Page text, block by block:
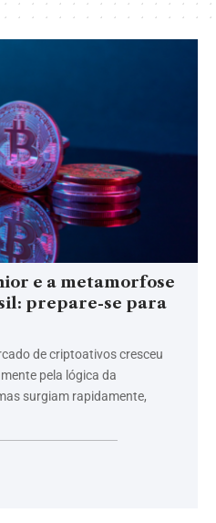
e a metamorfose
prepare-se para
de criptoativos cresceu
pela lógica da
surgiam rapidamente,